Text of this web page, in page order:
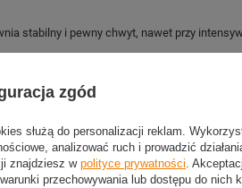
stabilny i pewny chwyt, nawet przy
GSG HMS?
takich jak przysiady, martwy
zgód
służą do personalizacji reklam.
analizować ruch i prowadzić
znajdziesz wpolityce prywatności.
przechowywania lub dostępu do nich